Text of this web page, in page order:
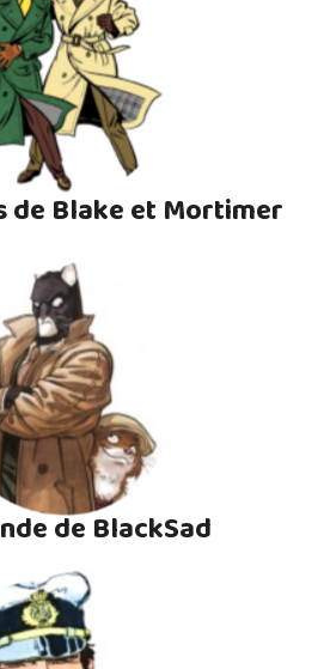
de Blake et Mortimer
de BlackSad